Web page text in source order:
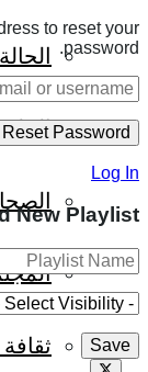
to reset your
password.
Log In
New Playlist